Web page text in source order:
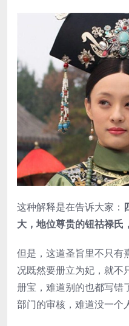
这种解释是在告诉大家：
大，地位尊贵的钮祜禄氏
但是，这道圣旨里不只有
况既然要册立为妃，就不
册宝，难道别的也都写错
部门的审核，难道没一个